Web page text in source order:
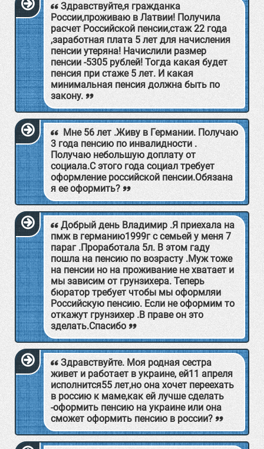
Здравствуйте,я гражданка
России,проживаю в Латвии! Получила
расчет Российской пенсии,стаж 22 года
,заработная плата 5 лет для начисления
пенсии утеряна! Начислили размер
пенсии -5305 рублей! Тогда какая будет
пенсия при стаже 5 лет. И какая
минимальная пенсия должна быть по
закону.
Мне 56 лет .Живу в Германии. Получаю
3 года пенсию по инвалидности .
Получаю небольшую доплату от
социала.С этого года социал требует
оформление российской пенсии.Обязана
я ее оформить?
Добрый день Владимир .Я приехала на
пмж в германию1999г с семьей у меня 7
параг .Проработала 5л. В этом гаду
пошла на пенсию по возрасту .Муж тоже
на пенсии но на проживание не хватает и
мы зависим от грунзихера. Теперь
бюратор требует чтобы мы оформляи
Российскую пенсию. Если не оформим то
откажут грунзихер .В праве он это
зделать.Спасибо
Здравствуйте. Моя родная сестра
живет и работает в украине, ей11 апреля
исполнится55 лет,но она хочет переехать
в россию к маме,как ей лучше сделать
-оформить пенсию на украине или она
сможет оформить пенсию в россии?